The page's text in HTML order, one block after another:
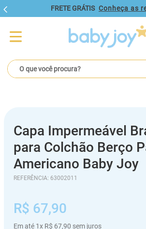
FRETE GRÁTIS Conheça as
O que você procura?
Capa Impermeável
para Colchão Berço
Americano Baby Joy
REFERÊNCIA: 63002011
R$ 67,90
Em até 1x R$ 67,90 sem juros